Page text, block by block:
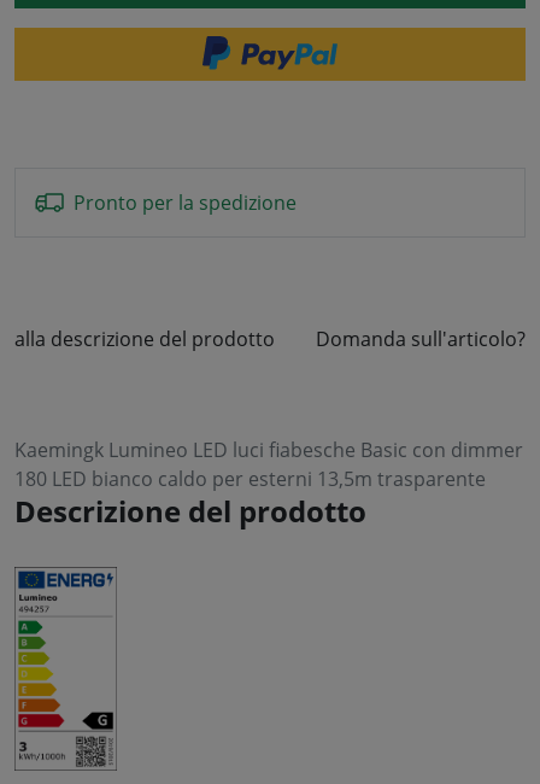
Pronto per la spedizione
alla descrizione del prodotto Domanda sull'articolo?
Kaemingk Lumineo LED luci fiabesche Basic con dimmer
180 LED bianco caldo per esterni 13,5m trasparente
Descrizione del prodotto